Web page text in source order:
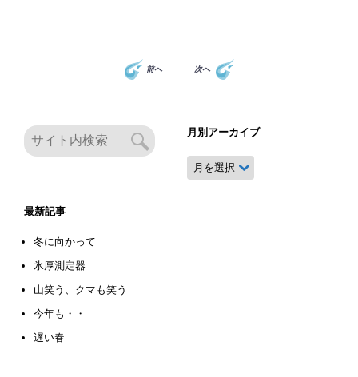
前へ 次へ
月別アーカイブ
月
別
最新記事
冬に向かって
氷厚測定器
山笑う、クマも笑う
今年も・・
遅い春